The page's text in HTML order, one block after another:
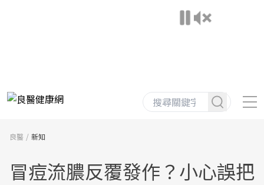
良醫 新知
冒痘流膿反覆發作？小心誤把